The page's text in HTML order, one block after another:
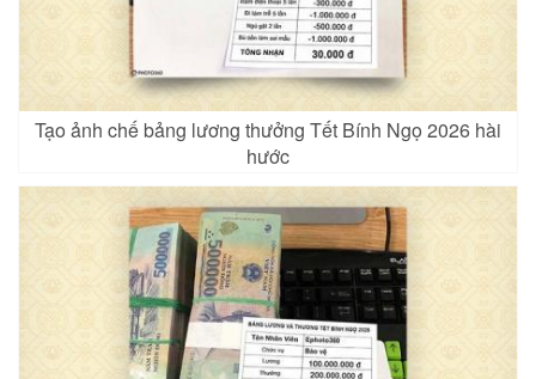
Tạo ảnh chế bảng lương thưởng Tết Bính Ngọ 2026 hài
hước